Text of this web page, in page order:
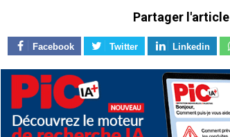
Partager l'article
Facebook Twitter Linkedin